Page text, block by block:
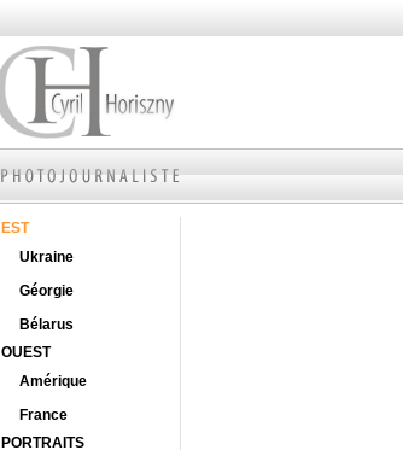
EST
Ukraine
Géorgie
Bélarus
OUEST
Amérique
France
PORTRAITS